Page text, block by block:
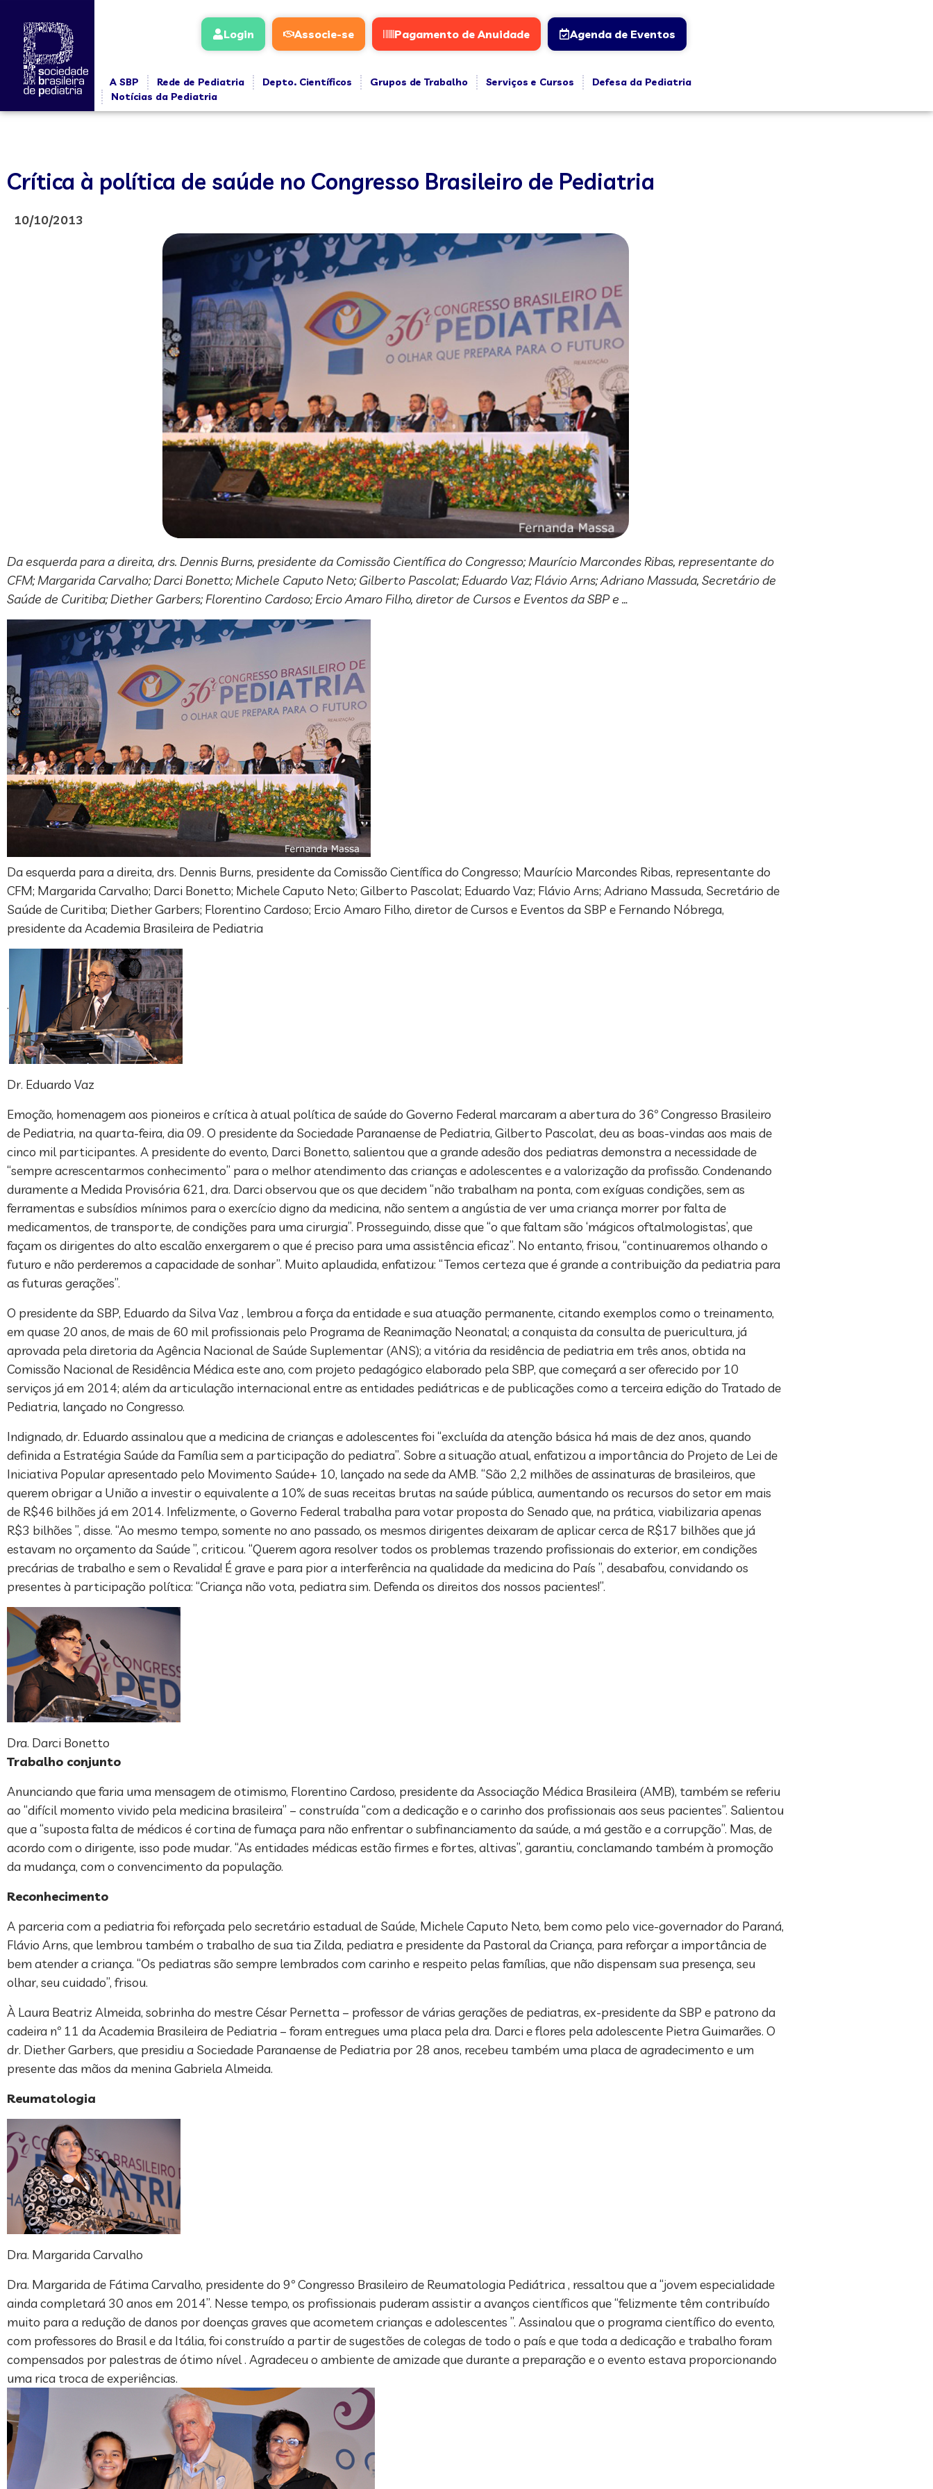
Login Associe-se Pagamento de Anuidade Agenda de Eventos
A SBP Rede de Pediatria Depto. Científicos Grupos de Trabalho Serviços e Cursos
Defesa da Pediatria
Notícias da Pediatria
Crítica à política de saúde no Congresso Brasileiro de Pediatria
10/10/2013
Da esquerda para a direita, drs. Dennis Burns, presidente da Comissão Científica do Congresso; Maurício Marcondes Ribas, representante do
CFM; Margarida Carvalho; Darci Bonetto; Michele Caputo Neto; Gilberto Pascolat; Eduardo Vaz; Flávio Arns; Adriano Massuda, Secretário de
Saúde de Curitiba; Diether Garbers; Florentino Cardoso; Ercio Amaro Filho, diretor de Cursos e Eventos da SBP e …
Da esquerda para a direita, drs. Dennis Burns, presidente da Comissão Científica do Congresso; Maurício Marcondes Ribas, representante do
CFM; Margarida Carvalho; Darci Bonetto; Michele Caputo Neto; Gilberto Pascolat; Eduardo Vaz; Flávio Arns; Adriano Massuda, Secretário de
Saúde de Curitiba; Diether Garbers; Florentino Cardoso; Ercio Amaro Filho, diretor de Cursos e Eventos da SBP e Fernando Nóbrega,
presidente da Academia Brasileira de Pediatria
.
Dr. Eduardo Vaz
Emoção, homenagem aos pioneiros e crítica à atual política de saúde do Governo Federal marcaram a abertura do 36º Congresso Brasileiro
de Pediatria, na quarta-feira, dia 09. O presidente da Sociedade Paranaense de Pediatria, Gilberto Pascolat, deu as boas-vindas aos mais de
cinco mil participantes. A presidente do evento, Darci Bonetto, salientou que a grande adesão dos pediatras demonstra a necessidade de
“sempre acrescentarmos conhecimento” para o melhor atendimento das crianças e adolescentes e a valorização da profissão. Condenando
duramente a Medida Provisória 621, dra. Darci observou que os que decidem “não trabalham na ponta, com exíguas condições, sem as
ferramentas e subsídios mínimos para o exercício digno da medicina, não sentem a angústia de ver uma criança morrer por falta de
medicamentos, de transporte, de condições para uma cirurgia”. Prosseguindo, disse que “o que faltam são ‘mágicos oftalmologistas’, que
façam os dirigentes do alto escalão enxergarem o que é preciso para uma assistência eficaz”. No entanto, frisou, “continuaremos olhando o
futuro e não perderemos a capacidade de sonhar”. Muito aplaudida, enfatizou: “Temos certeza que é grande a contribuição da pediatria para
as futuras gerações”.
O presidente da SBP, Eduardo da Silva Vaz , lembrou a força da entidade e sua atuação permanente, citando exemplos como o treinamento,
em quase 20 anos, de mais de 60 mil profissionais pelo Programa de Reanimação Neonatal; a conquista da consulta de puericultura, já
aprovada pela diretoria da Agência Nacional de Saúde Suplementar (ANS); a vitória da residência de pediatria em três anos, obtida na
Comissão Nacional de Residência Médica este ano, com projeto pedagógico elaborado pela SBP, que começará a ser oferecido por 10
serviços já em 2014; além da articulação internacional entre as entidades pediátricas e de publicações como a terceira edição do Tratado de
Pediatria, lançado no Congresso.
Indignado, dr. Eduardo assinalou que a medicina de crianças e adolescentes foi “excluída da atenção básica há mais de dez anos, quando
definida a Estratégia Saúde da Família sem a participação do pediatra”. Sobre a situação atual, enfatizou a importância do Projeto de Lei de
Iniciativa Popular apresentado pelo Movimento Saúde+ 10, lançado na sede da AMB. “São 2,2 milhões de assinaturas de brasileiros, que
querem obrigar a União a investir o equivalente a 10% de suas receitas brutas na saúde pública, aumentando os recursos do setor em mais
de R$46 bilhões já em 2014. Infelizmente, o Governo Federal trabalha para votar proposta do Senado que, na prática, viabilizaria apenas
R$3 bilhões ”, disse. “Ao mesmo tempo, somente no ano passado, os mesmos dirigentes deixaram de aplicar cerca de R$17 bilhões que já
estavam no orçamento da Saúde ”, criticou. “Querem agora resolver todos os problemas trazendo profissionais do exterior, em condições
precárias de trabalho e sem o Revalida! É grave e para pior a interferência na qualidade da medicina do País ”, desabafou, convidando os
presentes à participação política: “Criança não vota, pediatra sim. Defenda os direitos dos nossos pacientes!”.
Dra. Darci Bonetto
Trabalho conjunto
Anunciando que faria uma mensagem de otimismo, Florentino Cardoso, presidente da Associação Médica Brasileira (AMB), também se referiu
ao “difícil momento vivido pela medicina brasileira” – construída “com a dedicação e o carinho dos profissionais aos seus pacientes”. Salientou
que a “suposta falta de médicos é cortina de fumaça para não enfrentar o subfinanciamento da saúde, a má gestão e a corrupção”. Mas, de
acordo com o dirigente, isso pode mudar. “As entidades médicas estão firmes e fortes, altivas”, garantiu, conclamando também à promoção
da mudança, com o convencimento da população.
Reconhecimento
A parceria com a pediatria foi reforçada pelo secretário estadual de Saúde, Michele Caputo Neto, bem como pelo vice-governador do Paraná,
Flávio Arns, que lembrou também o trabalho de sua tia Zilda, pediatra e presidente da Pastoral da Criança, para reforçar a importância de
bem atender a criança. “Os pediatras são sempre lembrados com carinho e respeito pelas famílias, que não dispensam sua presença, seu
olhar, seu cuidado”, frisou.
À Laura Beatriz Almeida, sobrinha do mestre César Pernetta – professor de várias gerações de pediatras, ex-presidente da SBP e patrono da
cadeira nº 11 da Academia Brasileira de Pediatria – foram entregues uma placa pela dra. Darci e flores pela adolescente Pietra Guimarães. O
dr. Diether Garbers, que presidiu a Sociedade Paranaense de Pediatria por 28 anos, recebeu também uma placa de agradecimento e um
presente das mãos da menina Gabriela Almeida.
Reumatologia
Dra. Margarida Carvalho
Dra. Margarida de Fátima Carvalho, presidente do 9º Congresso Brasileiro de Reumatologia Pediátrica , ressaltou que a “jovem especialidade
ainda completará 30 anos em 2014”. Nesse tempo, os profissionais puderam assistir a avanços científicos que “felizmente têm contribuído
muito para a redução de danos por doenças graves que acometem crianças e adolescentes ”. Assinalou que o programa científico do evento,
com professores do Brasil e da Itália, foi construído a partir de sugestões de colegas de todo o país e que toda a dedicação e trabalho foram
compensados por palestras de ótimo nível . Agradeceu o ambiente de amizade que durante a preparação e o evento estava proporcionando
uma rica troca de experiências.